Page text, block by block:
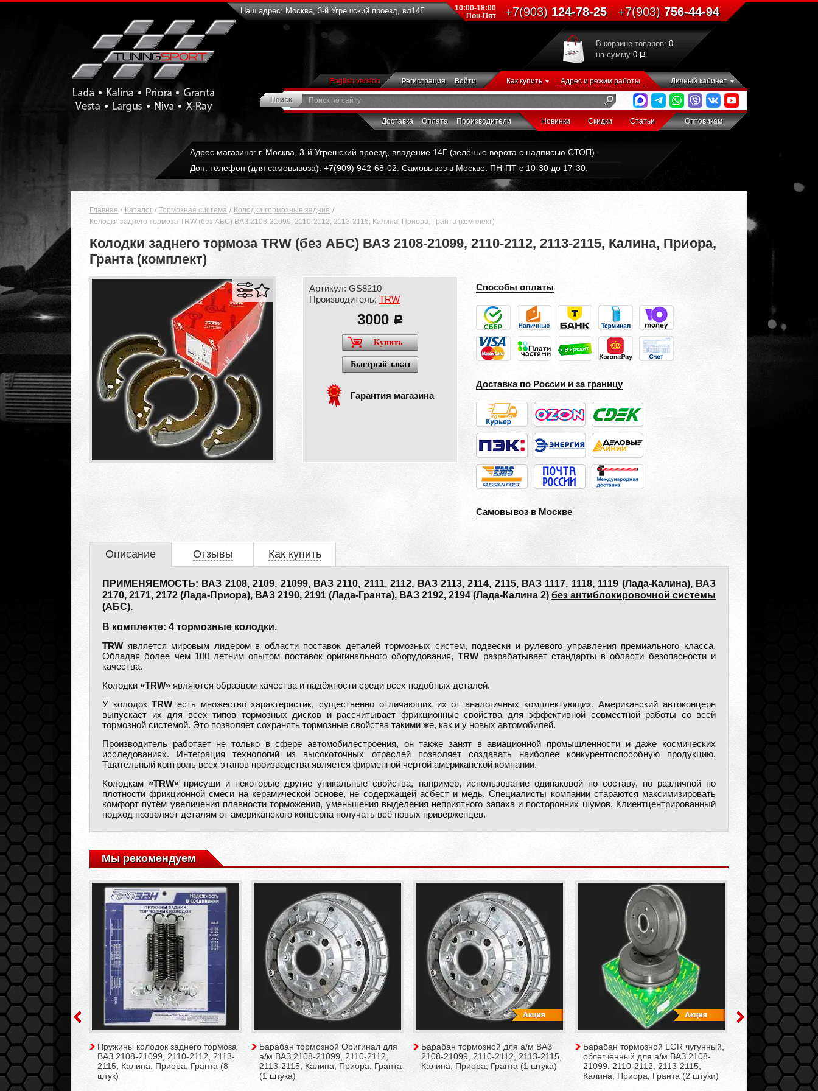
Наш адрес: Москва, 3-й Угрешский проезд, вл14Г
10:00-18:00
Пон-Пят
+7(903)124-78-25 +7(903)756-44-94
В корзине товаров: 0
на сумму 0
English version Регистрация Войти Как купить Адрес и режим работы Личный кабинет
Доставка Оплата Производители Новинки Скидки Статьи Оптовикам
Адрес магазина: г. Москва, 3-й Угрешский проезд, владение 14Г (зелёные ворота с надписью СТОП).
Доп. телефон (для самовывоза): +7(909) 942-68-02. Самовывоз в Москве: ПН-ПТ с 10-30 до 17-30.
Главная Каталог Тормозная система
Колодки тормозные задние
Колодки заднего тормоза TRW (без АБС) ВАЗ 2108-21099, 2110-2112, 2113-2115, Калина, Приора, Гранта (комплект)
Колодки заднего тормоза TRW (без АБС) ВАЗ 2108-21099, 2110-2112, 2113-2115, Калина, Приора,
Гранта (комплект)
Артикул: GS8210
Производитель: TRW
3000 a
Купить
Быстрый заказ
Гарантия магазина
Способы оплаты
Доставка по России и за границу
Самовывоз в Москве
Описание Отзывы Как купить
ПРИМЕНЯЕМОСТЬ: ВАЗ 2108, 2109, 21099, ВАЗ 2110, 2111, 2112, ВАЗ 2113, 2114, 2115, ВАЗ 1117, 1118, 1119 (Лада-Калина), ВАЗ
2170, 2171, 2172 (Лада-Приора), ВАЗ 2190, 2191 (Лада-Гранта), ВАЗ 2192, 2194 (Лада-Калина 2) без антиблокировочной системы
(АБС).
В комплекте: 4 тормозные колодки.
TRW является мировым лидером в области поставок деталей тормозных систем, подвески и рулевого управления премиального класса.
Обладая более чем 100 летним опытом поставок оригинального оборудования,TRW разрабатывает стандарты в области безопасности и
качества.
Колодки «TRW» являются образцом качества и надёжности среди всех подобных деталей.
У колодокTRW есть множество характеристик, существенно отличающих их от аналогичных комплектующих. Американский автоконцерн
выпускает их для всех типов тормозных дисков и рассчитывает фрикционные свойства для эффективной совместной работы со всей
тормозной системой. Это позволяет сохранять тормозные свойства такими же, как и у новых автомобилей.
Производитель работает не только в сфере автомобилестроения, он также занят в авиационной промышленности и даже космических
исследованиях. Интеграция технологий из высокоточных отраслей позволяет создавать наиболее конкурентоспособную продукцию.
Тщательный контроль всех этапов производства является фирменной чертой американской компании.
Колодкам«TRW» присущи и некоторые другие уникальные свойства, например, использование одинаковой по составу, но различной по
плотности фрикционной смеси на керамической основе, не содержащей асбест и медь. Специалисты компании стараются максимизировать
комфорт путём увеличения плавности торможения, уменьшения выделения неприятного запаха и посторонних шумов. Клиентцентрированный
подход позволяет деталям от американского концерна получать всё новых приверженцев.
Мы рекомендуем
тормоза TRW
21099, 2110-
Калина, Приора,
(комплект)
Пружины колодок заднего тормоза
ВАЗ 2108-21099, 2110-2112, 2113-
2115, Калина, Приора, Гранта (8
штук)
Барабан тормозной Оригинал для
а/м ВАЗ 2108-21099, 2110-2112,
2113-2115, Калина, Приора, Гранта
(1 штука)
Барабан тормозной для а/м ВАЗ
2108-21099, 2110-2112, 2113-2115,
Калина, Приора, Гранта (1 штука)
Барабан тормозной LGR чугунный,
облегчённый для а/м ВАЗ 2108-
21099, 2110-2112, 2113-2115,
Калина, Приора, Гранта (2 штуки)
Барабан
STANDART
для а/м ВАЗ
2112, 2113-
Гранта (2 штуки)